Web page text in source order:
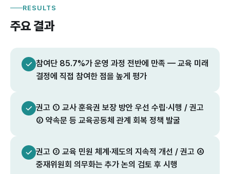
RESULTS
주요 결과
참여단 85.7%가 운영 과정 전반에 만족 — 교육 미래
결정에 직접 참여한 점을 높게 평가
권고 ① 교사 훈육권 보장 방안 우선 수립·시행 / 권고
② 약속문 등 교육공동체 관계 회복 정책 발굴
권고 ③ 교육 민원 체계·제도의 지속적 개선 / 권고 ④
중재위원회 의무화는 추가 논의 검토 후 시행